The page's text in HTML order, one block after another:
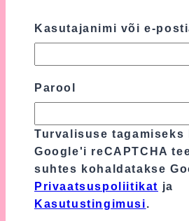
väljad on tähistatud
Kasutajanimi või e-
Parool
Turvalisuse tagamiseks
Google'i reCAPTCHA
suhtes kohaldatakse
Privaatsuspoliitikat ja
Kasutustingimusi.